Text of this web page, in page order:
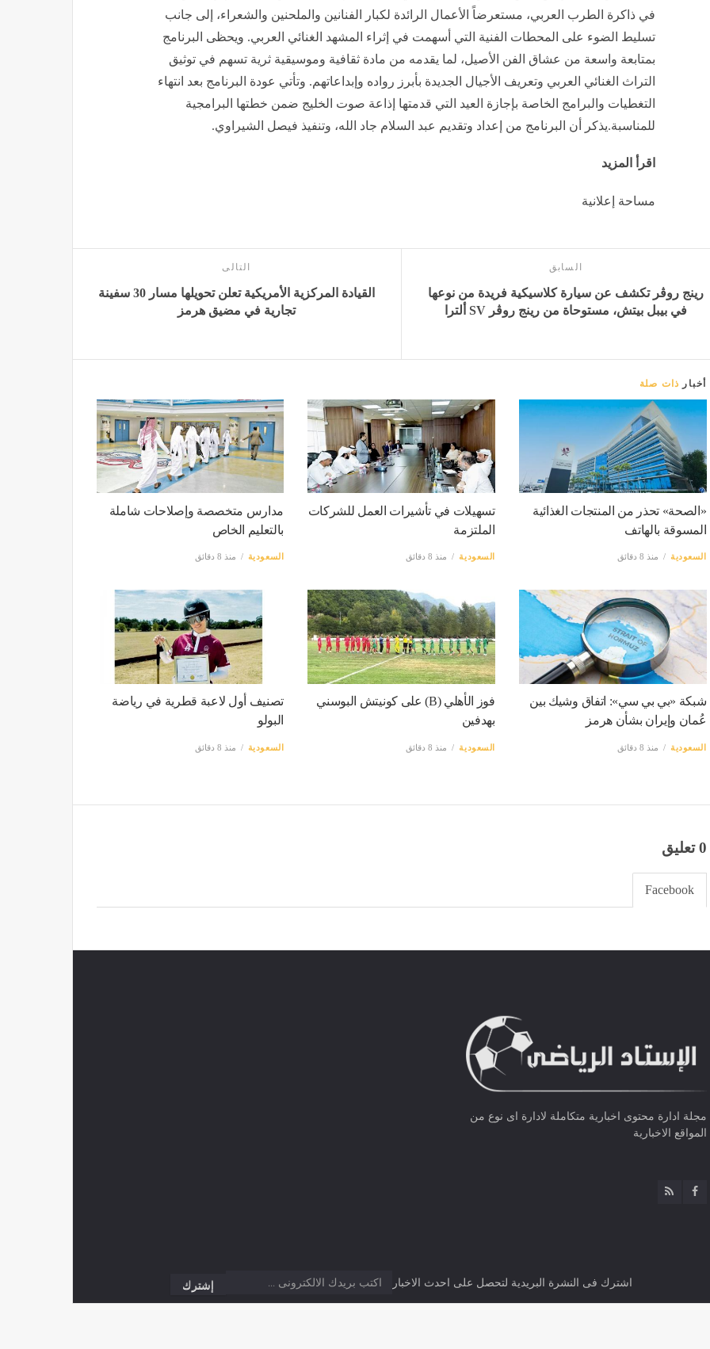
في ذاكرة الطرب العربي، مستعرضاً الأعمال الرائدة لكبار الفنانين والملحنين والشعراء، إلى جانب
تسليط الضوء على المحطات الفنية التي أسهمت في إثراء المشهد الغنائي العربي. ويحظى البرنامج
بمتابعة واسعة من عشاق الفن الأصيل، لما يقدمه من مادة ثقافية وموسيقية ثرية تسهم في توثيق
التراث الغنائي العربي وتعريف الأجيال الجديدة بأبرز رواده وإبداعاتهم. وتأتي عودة البرنامج بعد انتهاء
التغطيات والبرامج الخاصة بإجازة العيد التي قدمتها إذاعة صوت الخليج ضمن خطتها البرامجية
للمناسبة.يذكر أن البرنامج من إعداد وتقديم عبد السلام جاد الله، وتنفيذ فيصل الشيراوي.
اقرأ المزيد
مساحة إعلانية
السابق
رينج روڤر تكشف عن سيارة كلاسيكية فريدة من نوعها
في بيبل بيتش، مستوحاة من رينج روڤر SV ألترا
التالى
القيادة المركزية الأمريكية تعلن تحويلها مسار 30 سفينة
تجارية في مضيق هرمز
أخبار ذات صلة
«الصحة» تحذر من المنتجات الغذائية
المسوقة بالهاتف
السعودية منذ 8 دقائق
تسهيلات في تأشيرات العمل للشركات
الملتزمة
السعودية منذ 8 دقائق
مدارس متخصصة وإصلاحات شاملة
بالتعليم الخاص
السعودية منذ 8 دقائق
شبكة «بي بي سي»: اتفاق وشيك بين
عُمان وإيران بشأن هرمز
السعودية منذ 8 دقائق
فوز الأهلي (B) على كونيتش البوسني
بهدفين
السعودية منذ 8 دقائق
تصنيف أول لاعبة قطرية في رياضة
البولو
السعودية منذ 8 دقائق
0 تعليق
Facebook
مجلة ادارة محتوى اخبارية متكاملة لادارة اى نوع من
المواقع الاخبارية
اشترك فى النشرة البريدية لتحصل على احدث الاخبار